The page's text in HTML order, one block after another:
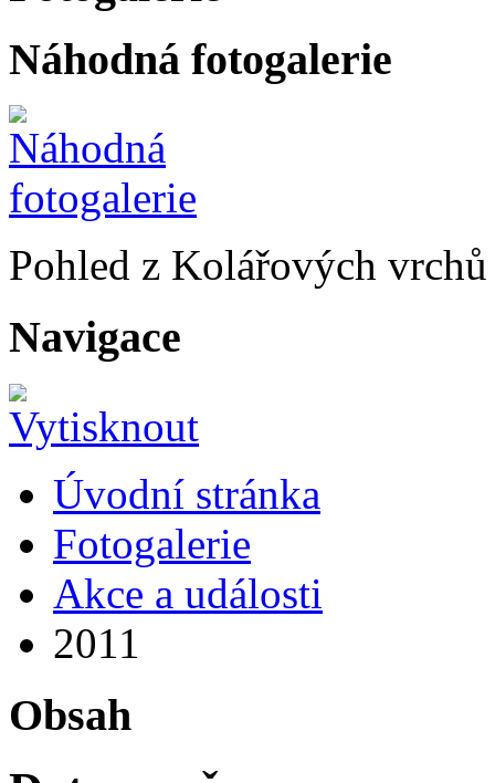
Náhodná fotogalerie
Pohled z Kolářových vrchů
Navigace
Úvodní stránka
Fotogalerie
Akce a události
2011
Obsah